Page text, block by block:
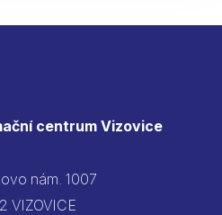
centrum Vizovice
nám. 1007
VIZOVICE